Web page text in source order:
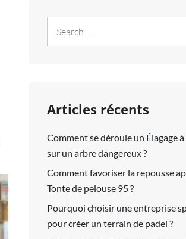
for:
Articles récents
Comment se déroule un Élagage
sur un arbre dangereux ?
Comment favoriser la repousse
Tonte de pelouse 95 ?
Pourquoi choisir une entreprise
pour créer un terrain de padel ?